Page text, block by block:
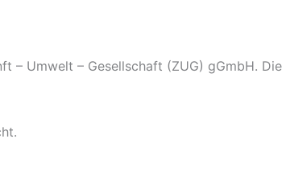
– Umwelt – Gesellschaft (ZUG) gGmbH. Die